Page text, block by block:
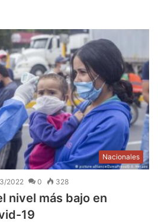
Nacionales
2022 0 328
nivel más bajo en
19